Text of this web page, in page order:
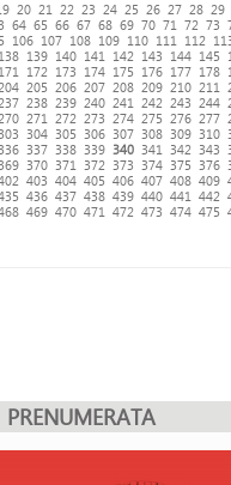
20 21 22 23 24 25 26 27 28 29
64 65 66 67 68 69 70 71 72 73
106 107 108 109 110 111 112
138 139 140 141 142 143 144 145
171 172 173 174 175 176 177 178
204 205 206 207 208 209 210 211
237 238 239 240 241 242 243 244
270 271 272 273 274 275 276 277
303 304 305 306 307 308 309 310
336 337 338 339 340 341 342 343
369 370 371 372 373 374 375 376
403 404 405 406 407 408 409
436 437 438 439 440 441 442
469 470 471 472 473 474 475
PRENUMERATA